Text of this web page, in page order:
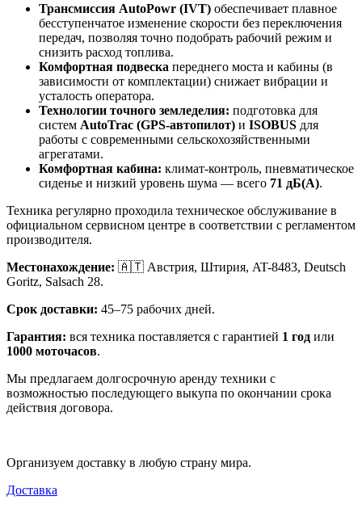
Трансмиссия AutoPowr (IVT) обеспечивает плавное
бесступенчатое изменение скорости без переключения
передач, позволяя точно подобрать рабочий режим и
снизить расход топлива.
Комфортная подвеска переднего моста и кабины (в
зависимости от комплектации) снижает вибрации и
усталость оператора.
Технологии точного земледелия: подготовка для
систем AutoTrac (GPS-автопилот) и ISOBUS для
работы с современными сельскохозяйственными
агрегатами.
Комфортная кабина: климат-контроль, пневматическое
сиденье и низкий уровень шума — всего 71 дБ(A).
Техника регулярно проходила техническое обслуживание в
официальном сервисном центре в соответствии с регламентом
производителя.
Местонахождение: 🇦🇹 Австрия, Штирия, AT-8483, Deutsch
Goritz, Salsach 28.
Срок доставки: 45–75 рабочих дней.
Гарантия: вся техника поставляется с гарантией 1 год или
1000 моточасов.
Мы предлагаем долгосрочную аренду техники с
возможностью последующего выкупа по окончании срока
действия договора.
Организуем доставку в любую страну мира.
Доставка